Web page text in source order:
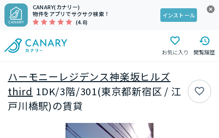
CANARY(カナリー)
物件をアプリでサクサク検索！
(4.8)
インストール
お気に入り 閲覧履歴
ハーモニーレジデンス神楽坂ヒルズ
third 1DK/3階/301(東京都新宿区 / 江
戸川橋駅)の賃貸